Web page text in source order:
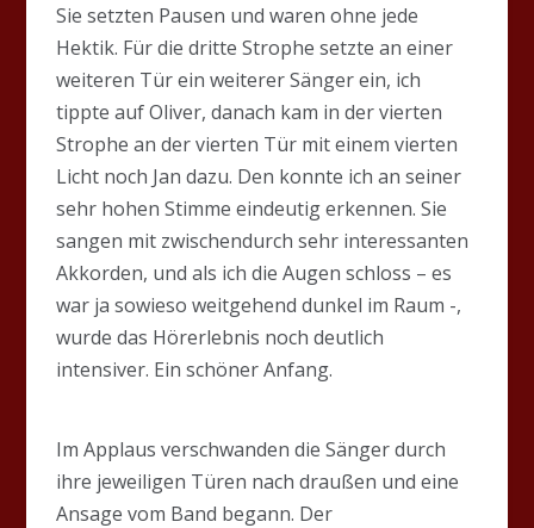
Sie setzten Pausen und waren ohne jede
Hektik. Für die dritte Strophe setzte an einer
weiteren Tür ein weiterer Sänger ein, ich
tippte auf Oliver, danach kam in der vierten
Strophe an der vierten Tür mit einem vierten
Licht noch Jan dazu. Den konnte ich an seiner
sehr hohen Stimme eindeutig erkennen. Sie
sangen mit zwischendurch sehr interessanten
Akkorden, und als ich die Augen schloss – es
war ja sowieso weitgehend dunkel im Raum -,
wurde das Hörerlebnis noch deutlich
intensiver. Ein schöner Anfang.
Im Applaus verschwanden die Sänger durch
ihre jeweiligen Türen nach draußen und eine
Ansage vom Band begann. Der